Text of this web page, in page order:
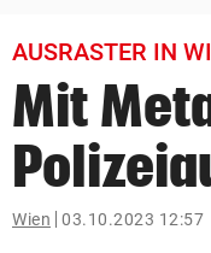
bookmark
search
Suchbegriff
eingeben
AUSRASTER IN
Mit
Wien 03.10.2023 12:57